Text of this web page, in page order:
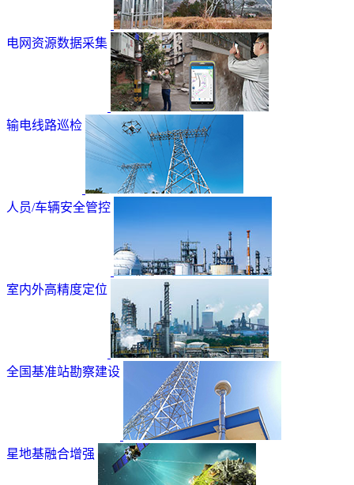
电网资源数据采集
输电线路巡检
人员/车辆安全管控
室内外高精度定位
全国基准站勘察建设
星地基融合增强